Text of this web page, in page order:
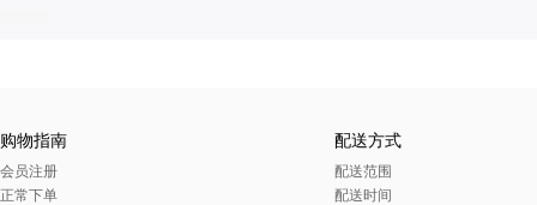
购物指南
会员注册
正常下单
配送方式
配送范围
配送时间